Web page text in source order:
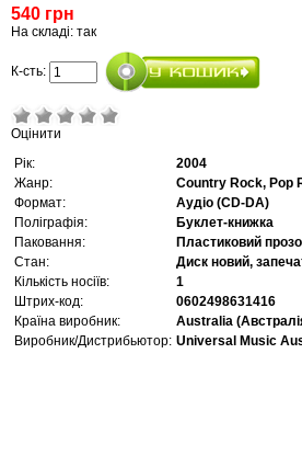
540 грн
На складі: так
К-сть:
Оцінити
Рік:
2004
Жанр:
Country Rock, Pop
Формат:
Аудіо (CD-DA)
Поліграфія:
Буклет-книжка
Паковання:
Пластиковий
Стан:
Диск новий,
Кількість носіїв:
1
Штрих-код:
0602498631416
Країна виробник:
Australia
Виробник/Дистрибьютор: Universal Music